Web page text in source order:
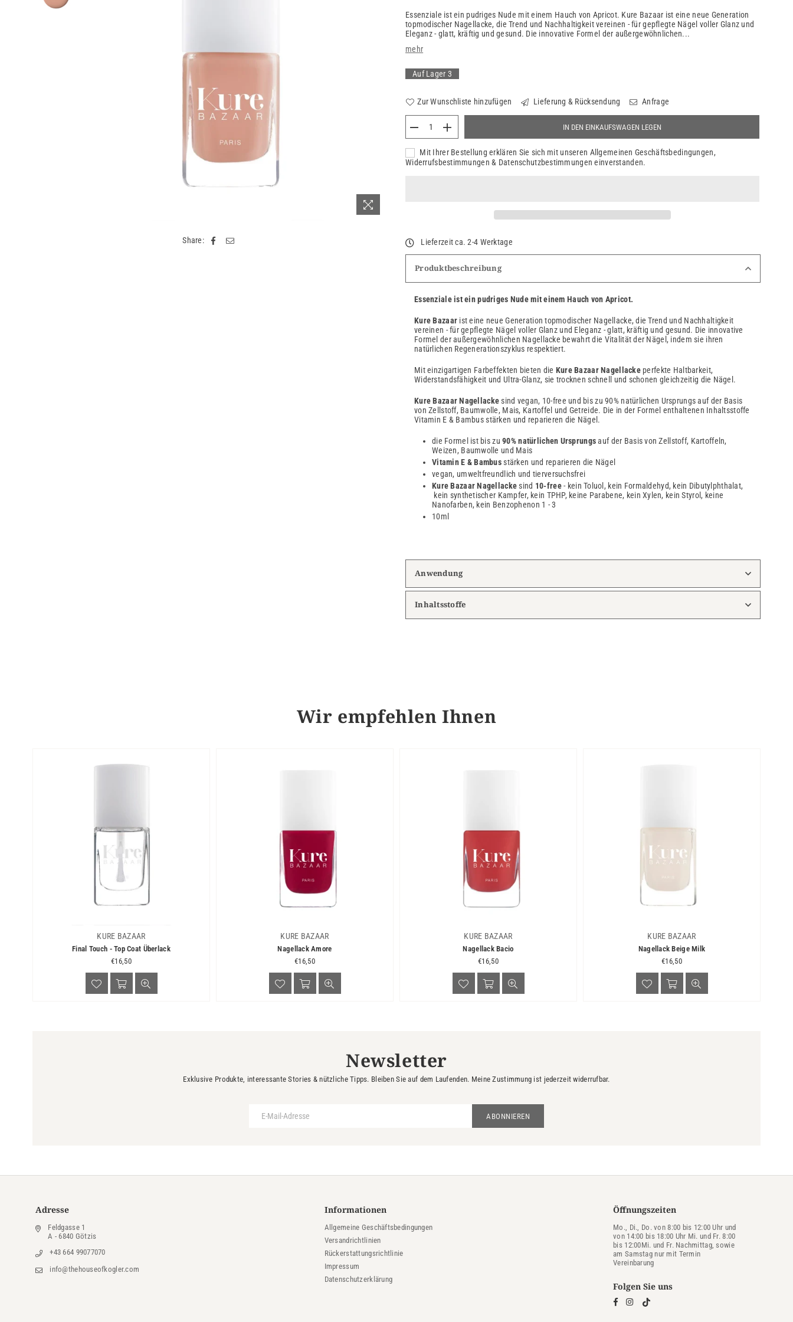
Share:
Essenziale ist ein pudriges Nude mit einem Hauch von Apricot. Kure Bazaar ist eine neue Generation
topmodischer Nagellacke, die Trend und Nachhaltigkeit vereinen - für gepflegte Nägel voller Glanz und
Eleganz - glatt, kräftig und gesund. Die innovative Formel der außergewöhnlichen...
mehr
Auf Lager 3
Zur Wunschliste hinzufügen Lieferung & Rücksendung Anfrage
IN DEN EINKAUFSWAGEN LEGEN
Mit Ihrer Bestellung erklären Sie sich mit unseren Allgemeinen Geschäftsbedingungen,
Widerrufsbestimmungen & Datenschutzbestimmungen einverstanden.
Lieferzeit ca. 2-4 Werktage
Produktbeschreibung
Essenziale ist ein pudriges Nude mit einem Hauch von Apricot.
Kure Bazaar ist eine neue Generation topmodischer Nagellacke, die Trend und Nachhaltigkeit
vereinen - für gepflegte Nägel voller Glanz und Eleganz - glatt, kräftig und gesund. Die innovative
Formel der außergewöhnlichen Nagellacke bewahrt die Vitalität der Nägel, indem sie ihren
natürlichen Regenerationszyklus respektiert.
Mit einzigartigen Farbeffekten bieten die Kure Bazaar Nagellacke perfekte Haltbarkeit,
Widerstandsfähigkeit und Ultra-Glanz, sie trocknen schnell und schonen gleichzeitig die Nägel.
Kure Bazaar Nagellackesind vegan, 10-free und bis zu 90% natürlichen Ursprungs auf der Basis
von Zellstoff, Baumwolle, Mais, Kartoffel und Getreide. Die in der Formel enthaltenen Inhaltsstoffe
Vitamin E & Bambus stärken und reparieren die Nägel.
die Formel ist bis zu 90% natürlichen Ursprungs auf der Basis von Zellstoff, Kartoffeln,
Weizen, Baumwolle und Mais
Vitamin E & Bambus stärken und reparieren die Nägel
vegan, umweltfreundlich und tierversuchsfrei
Kure Bazaar Nagellacke sind 10-free - kein Toluol, kein Formaldehyd, kein Dibutylphthalat,
kein synthetischer Kampfer, kein TPHP, keine Parabene, kein Xylen, kein Styrol, keine
Nanofarben, kein Benzophenon 1 - 3
10ml
Anwendung
Inhaltsstoffe
Wir empfehlen Ihnen
KURE BAZAAR
Final Touch - Top Coat Überlack
Normaler
€16,50
KURE BAZAAR
Nagellack Amore
Normaler
€16,50
KURE BAZAAR
Nagellack Bacio
Normaler
€16,50
KURE BAZAAR
Nagellack Beige Milk
Normaler
€16,50
Newsletter
Exklusive Produkte, interessante Stories & nützliche Tipps. Bleiben Sie auf dem Laufenden. Meine Zustimmung ist jederzeit widerrufbar.
ABONNIEREN
Adresse
Feldgasse 1
A - 6840 Götzis
+43 664 99077070
info@thehouseofkogler.com
Informationen
Allgemeine Geschäftsbedingungen
Versandrichtlinien
Rückerstattungsrichtlinie
Impressum
Datenschutzerklärung
Öffnungszeiten
Mo., Di., Do. von 8:00 bis 12:00 Uhr und
von 14:00 bis 18:00 Uhr Mi. und Fr. 8:00
bis 12:00Mi. und Fr. Nachmittag, sowie
am Samstag nur mit Termin
Vereinbarung
Folgen Sie uns
Facebook
Instagram
TikTok